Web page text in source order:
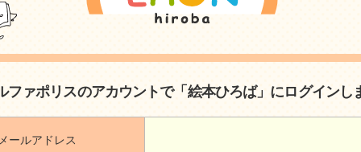
ファポリスのアカウントで「絵本ひろば」にログインし
ールアドレス